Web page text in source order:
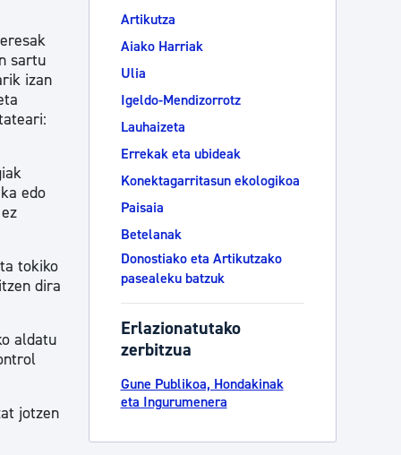
Izapideen katalogoa
Tramitaziorako laguntza
sartu
izan
edo
tokiko
dira
aldatu
jotzen
Artikutza
Aiako Harriak
Ulia
Igeldo-Mendizorrotz
Lauhaizeta
Errekak eta ubideak
Konektagarritasun ekologikoa
Paisaia
Betelanak
Donostiako eta Artikutzako
pasealeku batzuk
Erlazionatutako
zerbitzua
Gune Publikoa, Hondakinak
eta Ingurumenera